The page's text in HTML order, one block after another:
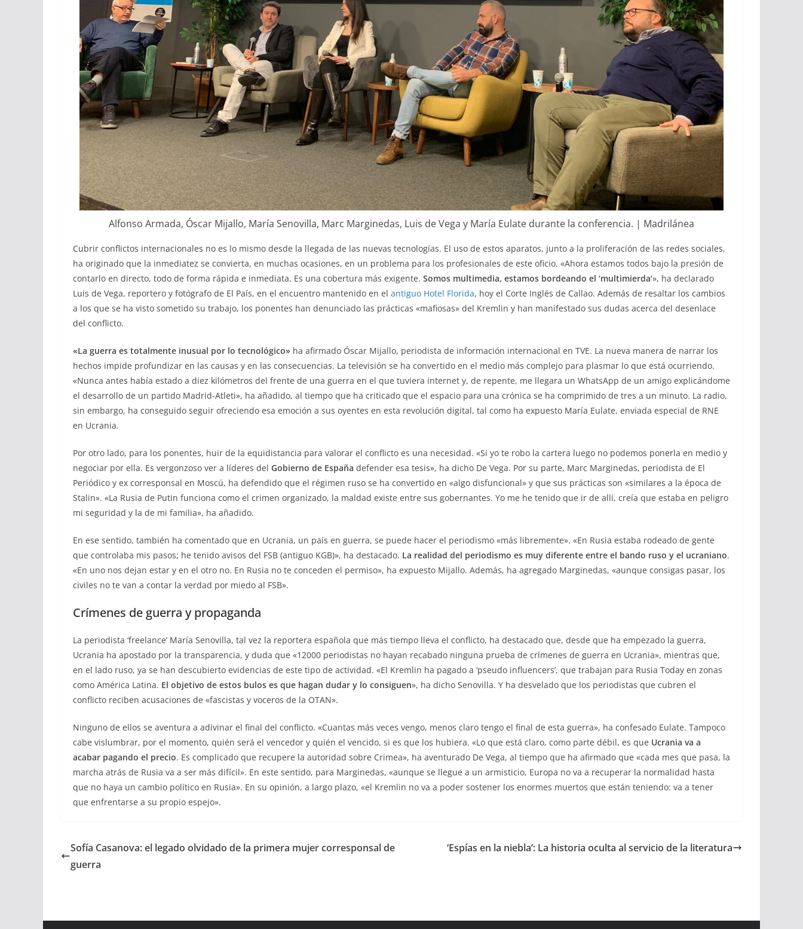
Alfonso Armada, Óscar Mijallo, María Senovilla, Marc Marginedas, Luis de Vega y María Eulate durante la conferencia. | Madrilánea
Cubrir conflictos internacionales no es lo mismo desde la llegada de las nuevas tecnologías. El uso de estos aparatos, junto a la proliferación de las redes sociales,
ha originado que la inmediatez se convierta, en muchas ocasiones, en un problema para los profesionales de este oficio. «Ahora estamos todos bajo la presión de
contarlo en directo, todo de forma rápida e inmediata. Es una cobertura más exigente. Somos multimedia, estamos bordeando el ‘multimierda’», ha declarado
Luis de Vega, reportero y fotógrafo de El País, en el encuentro mantenido en el antiguo Hotel Florida, hoy el Corte Inglés de Callao. Además de resaltar los cambios
a los que se ha visto sometido su trabajo, los ponentes han denunciado las prácticas «mafiosas» del Kremlin y han manifestado sus dudas acerca del desenlace
del conflicto.
«La guerra es totalmente inusual por lo tecnológico» ha afirmado Óscar Mijallo, periodista de información internacional en TVE. La nueva manera de narrar los
hechos impide profundizar en las causas y en las consecuencias. La televisión se ha convertido en el medio más complejo para plasmar lo que está ocurriendo.
«Nunca antes había estado a diez kilómetros del frente de una guerra en el que tuviera internet y, de repente, me llegara un WhatsApp de un amigo explicándome
el desarrollo de un partido Madrid-Atleti», ha añadido, al tiempo que ha criticado que el espacio para una crónica se ha comprimido de tres a un minuto. La radio,
sin embargo, ha conseguido seguir ofreciendo esa emoción a sus oyentes en esta revolución digital, tal como ha expuesto María Eulate, enviada especial de RNE
en Ucrania.
Por otro lado, para los ponentes, huir de la equidistancia para valorar el conflicto es una necesidad. «Si yo te robo la cartera luego no podemos ponerla en medio y
negociar por ella. Es vergonzoso ver a líderes del Gobierno de España defender esa tesis», ha dicho De Vega. Por su parte, Marc Marginedas, periodista de El
Periódico y ex corresponsal en Moscú, ha defendido que el régimen ruso se ha convertido en «algo disfuncional» y que sus prácticas son «similares a la época de
Stalin». «La Rusia de Putin funciona como el crimen organizado, la maldad existe entre sus gobernantes. Yo me he tenido que ir de allí, creía que estaba en peligro
mi seguridad y la de mi familia», ha añadido.
En ese sentido, también ha comentado que en Ucrania, un país en guerra, se puede hacer el periodismo «más libremente». «En Rusia estaba rodeado de gente
que controlaba mis pasos; he tenido avisos del FSB (antiguo KGB)», ha destacado. La realidad del periodismo es muy diferente entre el bando ruso y el ucraniano.
«En uno nos dejan estar y en el otro no. En Rusia no te conceden el permiso», ha expuesto Mijallo. Además, ha agregado Marginedas, «aunque consigas pasar, los
civiles no te van a contar la verdad por miedo al FSB».
Crímenes de guerra y propaganda
La periodista ‘freelance’ María Senovilla, tal vez la reportera española que más tiempo lleva el conflicto, ha destacado que, desde que ha empezado la guerra,
Ucrania ha apostado por la transparencia, y duda que «12000 periodistas no hayan recabado ninguna prueba de crímenes de guerra en Ucrania», mientras que,
en el lado ruso, ya se han descubierto evidencias de este tipo de actividad. «El Kremlin ha pagado a ‘pseudo influencers’, que trabajan para Rusia Today en zonas
como América Latina. El objetivo de estos bulos es que hagan dudar y lo consiguen», ha dicho Senovilla. Y ha desvelado que los periodistas que cubren el
conflicto reciben acusaciones de «fascistas y voceros de la OTAN».
Ninguno de ellos se aventura a adivinar el final del conflicto. «Cuantas más veces vengo, menos claro tengo el final de esta guerra», ha confesado Eulate. Tampoco
cabe vislumbrar, por el momento, quién será el vencedor y quién el vencido, si es que los hubiera. «Lo que está claro, como parte débil, es que Ucrania va a
acabar pagando el precio. Es complicado que recupere la autoridad sobre Crimea», ha aventurado De Vega, al tiempo que ha afirmado que «cada mes que pasa, la
marcha atrás de Rusia va a ser más difícil». En este sentido, para Marginedas, «aunque se llegue a un armisticio, Europa no va a recuperar la normalidad hasta
que no haya un cambio político en Rusia». En su opinión, a largo plazo, «el Kremlin no va a poder sostener los enormes muertos que están teniendo: va a tener
que enfrentarse a su propio espejo».
Sofía Casanova: el legado olvidado de la primera mujer corresponsal de
guerra
‘Espías en la niebla’: La historia oculta al servicio de la literatura